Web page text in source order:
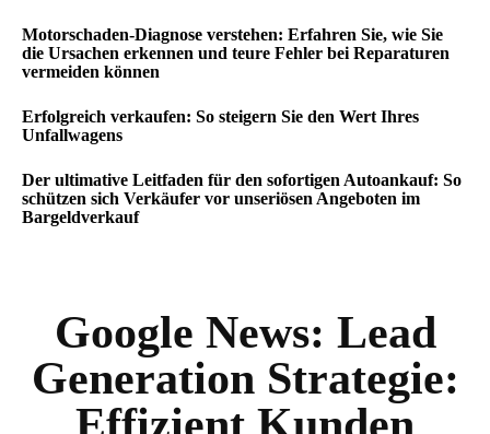
Motorschaden-Diagnose verstehen: Erfahren Sie, wie Sie
die Ursachen erkennen und teure Fehler bei Reparaturen
vermeiden können
Erfolgreich verkaufen: So steigern Sie den Wert Ihres
Unfallwagens
Der ultimative Leitfaden für den sofortigen Autoankauf: So
schützen sich Verkäufer vor unseriösen Angeboten im
Bargeldverkauf
Google News: Lead
Generation Strategie: